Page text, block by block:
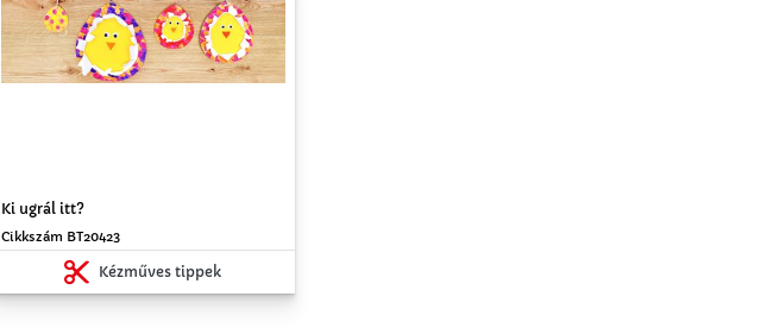
Ki ugrál itt?
Cikkszám BT20423
Kézműves tippek